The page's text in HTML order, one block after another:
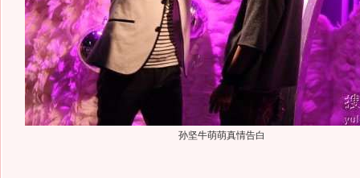
孙坚牛萌萌真情告白